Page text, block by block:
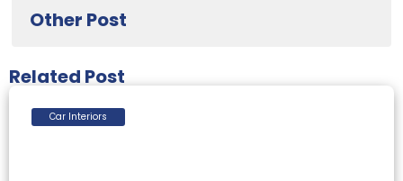
Other Post
Related Post
Car Interiors